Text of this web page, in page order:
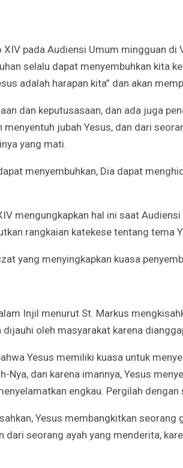
XIV pada Audiensi Umum mingguan di
selalu dapat menyembuhkan kita
adalah harapan kita” dan akan
dan keputusasaan, dan ada juga
jubah Yesus, dan dari
yang mati.
menyembuhkan, Dia dapat
mengungkapkan hal ini saat
rangkaian katekese tentang tema
yang menyingkapkan kuasa
Injil menurut St. Markus
oleh masyarakat karena
Yesus memiliki kuasa untuk
Nya, dan karena imannya, Yesus
engkau. Pergilah dengan
Yesus membangkitkan seorang
dari seorang ayah yang menderita,